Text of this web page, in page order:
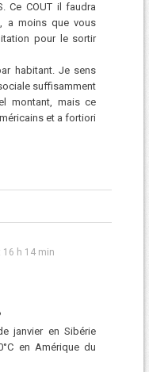
Ce COUT il faudra
a moins que vous
pour le sortir
habitant. Je sens
suffisamment
montant, mais ce
et a fortiori
16 h 14 min
janvier en Sibérie
en Amérique du